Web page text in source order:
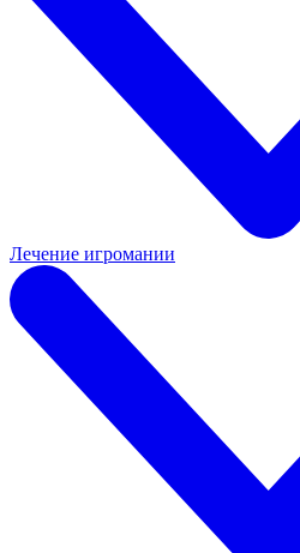
Лечение игромании